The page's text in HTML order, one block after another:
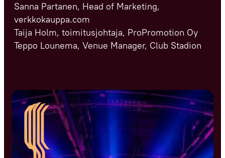
Sanna Partanen, Head of Marketing,
verkkokauppa.com
Taija Holm, toimitusjohtaja, ProPromotion Oy
Teppo Lounema, Venue Manager, Club Stadion